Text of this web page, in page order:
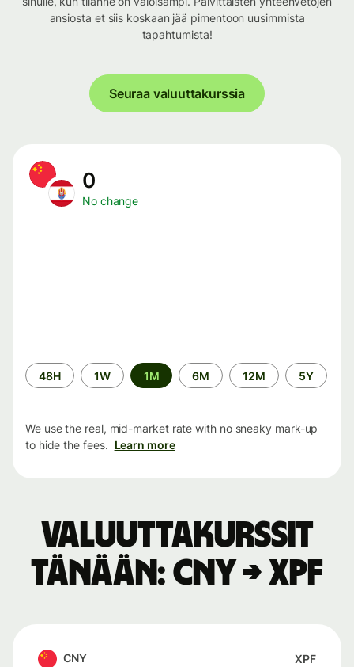
ansiosta et siis koskaan jää pimentoon uusimmista
tapahtumista!
Seuraa valuuttakurssia
0
No change
Time
period
48H 1W 1M 6M 12M 5Y
We use the real, mid-market rate with no sneaky mark-up
to hide the fees. Learn more
Valuuttakurssit
tänään: CNY → XPF
CNY XPF